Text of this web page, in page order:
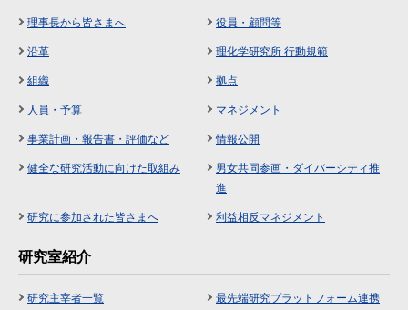
理事長から皆さまへ 役員・顧問等
沿革 理化学研究所 行動規範
組織 拠点
人員・予算 マネジメント
事業計画・報告書・評価など 情報公開
健全な研究活動に向けた取組み
男女共同参画・ダイバーシティ推
進
研究に参加された皆さまへ 利益相反マネジメント
研究室紹介
研究主宰者一覧
最先端研究プラットフォーム連携